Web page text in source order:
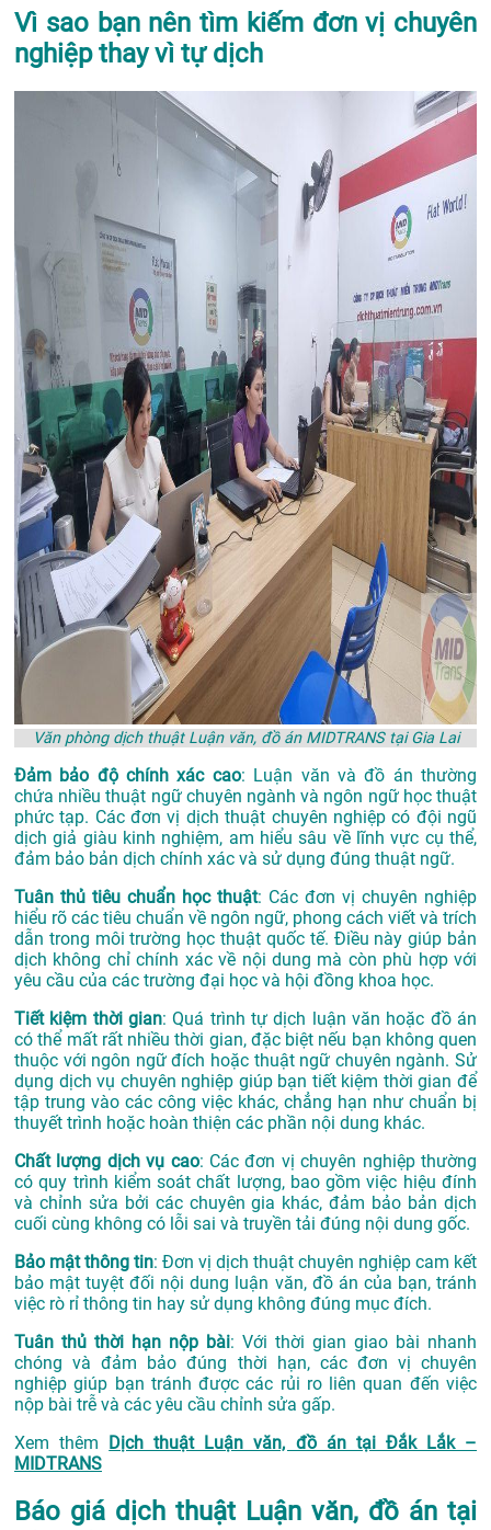
Vì sao bạn nên tìm kiếm đơn vị chuyên
nghiệp thay vì tự dịch
Văn phòng dịch thuật Luận văn, đồ án MIDTRANS tại Gia Lai
Đảm bảo độ chính xác cao: Luận văn và đồ án thường
chứa nhiều thuật ngữ chuyên ngành và ngôn ngữ học thuật
phức tạp. Các đơn vị dịch thuật chuyên nghiệp có đội ngũ
dịch giả giàu kinh nghiệm, am hiểu sâu về lĩnh vực cụ thể,
đảm bảo bản dịch chính xác và sử dụng đúng thuật ngữ.
Tuân thủ tiêu chuẩn học thuật: Các đơn vị chuyên nghiệp
hiểu rõ các tiêu chuẩn về ngôn ngữ, phong cách viết và trích
dẫn trong môi trường học thuật quốc tế. Điều này giúp bản
dịch không chỉ chính xác về nội dung mà còn phù hợp với
yêu cầu của các trường đại học và hội đồng khoa học.
Tiết kiệm thời gian: Quá trình tự dịch luận văn hoặc đồ án
có thể mất rất nhiều thời gian, đặc biệt nếu bạn không quen
thuộc với ngôn ngữ đích hoặc thuật ngữ chuyên ngành. Sử
dụng dịch vụ chuyên nghiệp giúp bạn tiết kiệm thời gian để
tập trung vào các công việc khác, chẳng hạn như chuẩn bị
thuyết trình hoặc hoàn thiện các phần nội dung khác.
Chất lượng dịch vụ cao: Các đơn vị chuyên nghiệp thường
có quy trình kiểm soát chất lượng, bao gồm việc hiệu đính
và chỉnh sửa bởi các chuyên gia khác, đảm bảo bản dịch
cuối cùng không có lỗi sai và truyền tải đúng nội dung gốc.
Bảo mật thông tin: Đơn vị dịch thuật chuyên nghiệp cam kết
bảo mật tuyệt đối nội dung luận văn, đồ án của bạn, tránh
việc rò rỉ thông tin hay sử dụng không đúng mục đích.
Tuân thủ thời hạn nộp bài: Với thời gian giao bài nhanh
chóng và đảm bảo đúng thời hạn, các đơn vị chuyên
nghiệp giúp bạn tránh được các rủi ro liên quan đến việc
nộp bài trễ và các yêu cầu chỉnh sửa gấp.
Xem thêm Dịch thuật Luận văn, đồ án tại Đắk Lắk –
MIDTRANS
Báo giá dịch thuật Luận văn, đồ án tại